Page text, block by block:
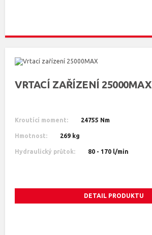
VRTACÍ ZAŘÍZENÍ 25000MAX
Kroutící moment: 24755 Nm
Hmotnost: 269 kg
Hydraulický průtok: 80 - 170 l/min
DETAIL PRODUKTU